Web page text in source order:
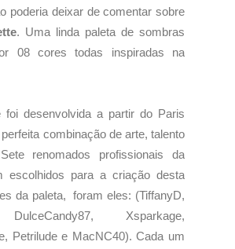
poderia deixar de comentar sobre
. Uma linda paleta de sombras
08 cores todas inspiradas na
foi desenvolvida a partir do Paris
combinação de arte, talento
renomados profissionais da
escolhidos para a criação desta
da paleta, foram eles: (TiffanyD,
DulceCandy87, Xsparkage,
, Petrilude e MacNC40). Cada um